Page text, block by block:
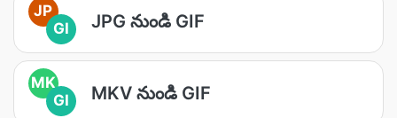
JP
GI
JPG నుండి GIF
MK
GI
MKV నుండి GIF